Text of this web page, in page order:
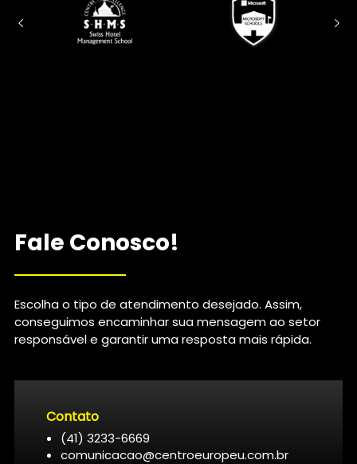
Fale Conosco!
Escolha o tipo de atendimento desejado. Assim,
conseguimos encaminhar sua mensagem ao setor
responsável e garantir uma resposta mais rápida.
Contato
(41) 3233-6669
comunicacao@centroeuropeu.com.br